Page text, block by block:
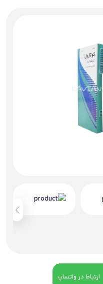
ارتباط در واتساپ